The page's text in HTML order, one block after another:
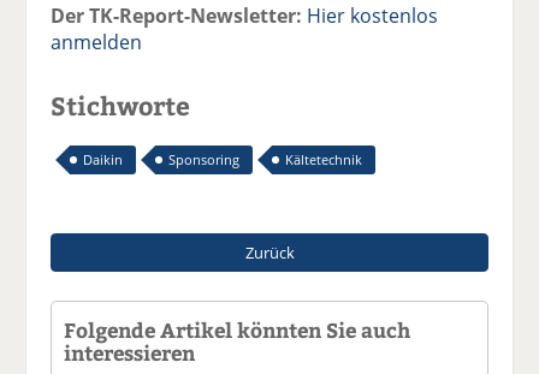
Der TK-Report-Newsletter: Hier kostenlos
anmelden
Stichworte
Daikin Sponsoring Kältetechnik
Zurück
Folgende Artikel könnten Sie auch
interessieren